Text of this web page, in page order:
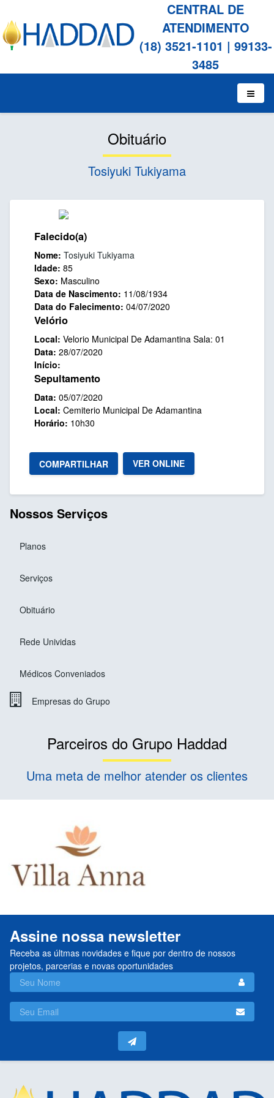
CENTRAL DE
ATENDIMENTO
(18) 3521-1101 | 99133-
3485
Obituário
Tosiyuki Tukiyama
Falecido(a)
Nome: Tosiyuki Tukiyama
Idade: 85
Sexo: Masculino
Data de Nascimento: 11/08/1934
Data do Falecimento: 04/07/2020
Velório
Local: Velorio Municipal De Adamantina Sala: 01
Data: 28/07/2020
Início:
Sepultamento
Data: 05/07/2020
Local: Cemiterio Municipal De Adamantina
Horário: 10h30
COMPARTILHAR VER ONLINE
Nossos Serviços
Planos
Serviços
Obituário
Rede Unividas
Médicos Conveniados
Empresas do Grupo
Parceiros do Grupo Haddad
Uma meta de melhor atender os clientes
Assine nossa newsletter
Receba as últmas novidades e fique por dentro de nossos
projetos, parcerias e novas oportunidades